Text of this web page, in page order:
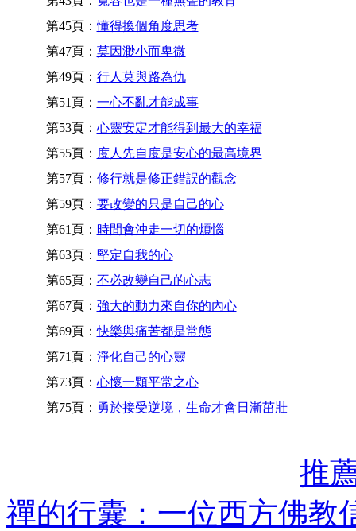
第45頁：懂得換個角度思考
第47頁： 莫因渺小而卑微
第49頁： 行人莫與路為仇
第51頁： 一心不亂才能成事
第53頁： 心靈安定才能得到最大的幸福
第55頁： 度人先自度是安心的最高境界
第57頁： 修行就是修正錯誤的觀念
第59頁： 要改變的只是自己的心
第61頁： 時間會沖走一切的煩惱
第63頁： 堅定自我的心
第65頁： 不必改變自己的心志
第67頁： 強大的動力來自你的內心
第69頁：快樂與痛苦都是常態
第71頁： 淨化自己的心靈
第73頁： 心懷一顆平常之心
第75頁： 勇於接受逆境，生命才會日漸茁壯
推
禪的行囊：一位西方佛